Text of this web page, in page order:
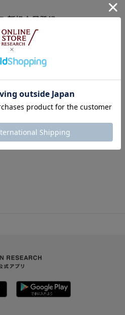
新規会員登録
ラインストアのログインには
ービス「UR CLUB」への登録が必要で
す。
サイトへ移動します。
サービス内容はこちら